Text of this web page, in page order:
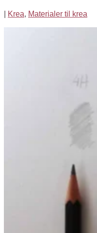
Krea, Materialer til krea